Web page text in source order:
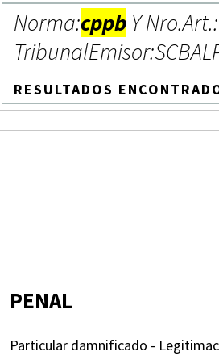
Norma:cppb Y
RESULTADOS
PENAL
Particular damnificado -